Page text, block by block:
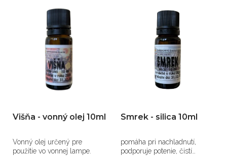
Višňa - vonný olej 10ml
Vonný olej určený pre
použitie vo vonnej lampe.
Smrek - silica 10ml
pomáha pri nachladnutí,
podporuje potenie, čistí